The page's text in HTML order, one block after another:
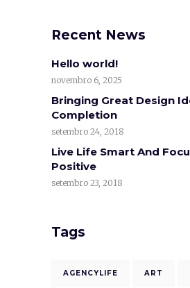
Recent News
Hello world!
novembro 6, 2025
Bringing Great Design
Completion
setembro 24, 2018
Live Life Smart And
Positive
setembro 23, 2018
Tags
AGENCYLIFE ART